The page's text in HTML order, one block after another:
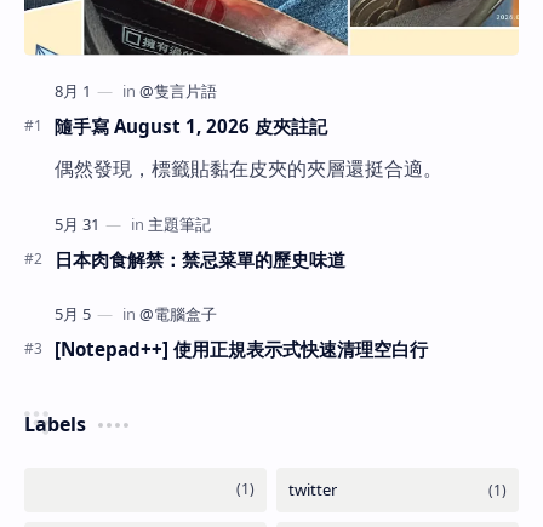
隨手寫 August 1, 2026 皮夾註記
偶然發現，標籤貼黏在皮夾的夾層還挺合適。
日本肉食解禁：禁忌菜單的歷史味道
[Notepad++] 使用正規表示式快速清理空白行
Labels